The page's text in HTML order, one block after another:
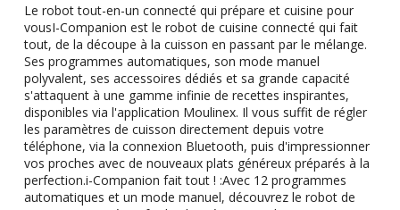
Le robot tout-en-un connecté qui prépare et cuisine pour
vousI-Companion est le robot de cuisine connecté qui fait
tout, de la découpe à la cuisson en passant par le mélange.
Ses programmes automatiques, son mode manuel
polyvalent, ses accessoires dédiés et sa grande capacité
s'attaquent à une gamme infinie de recettes inspirantes,
disponibles via l'application Moulinex. Il vous suffit de régler
les paramètres de cuisson directement depuis votre
téléphone, via la connexion Bluetooth, puis d'impressionner
vos proches avec de nouveaux plats généreux préparés à la
perfection.i-Companion fait tout ! :Avec 12 programmes
automatiques et un mode manuel, découvrez le robot de